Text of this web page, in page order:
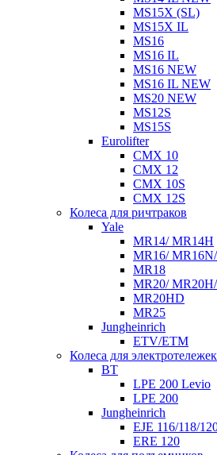
MS15X (SL)
MS15X IL
MS16
MS16 IL
MS16 NEW
MS16 IL NEW
MS20 NEW
MS12S
MS15S
Eurolifter
CMX 10
CMX 12
CMX 10S
CMX 12S
Колеса для ричтраков
Yale
MR14/ MR14H
MR16/
MR18
MR20/
MR20HD
MR25
Jungheinrich
ETV/ETM
Колеса для электротележек
BT
LPE 200 Levio
LPE 200
Jungheinrich
EJE 116/118/
ERE 120